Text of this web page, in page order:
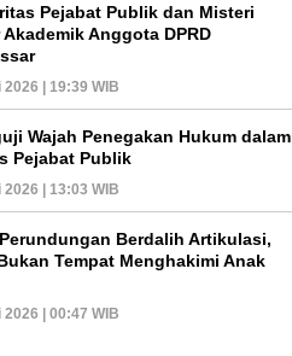
Pejabat Publik dan Misteri
Akademik Anggota DPRD
2026 | 19:39 WIB
Wajah Penegakan Hukum dalam
Pejabat Publik
2026 | 13:03 WIB
Berdalih Artikulasi,
Tempat Menghakimi Anak
2026 | 00:47 WIB